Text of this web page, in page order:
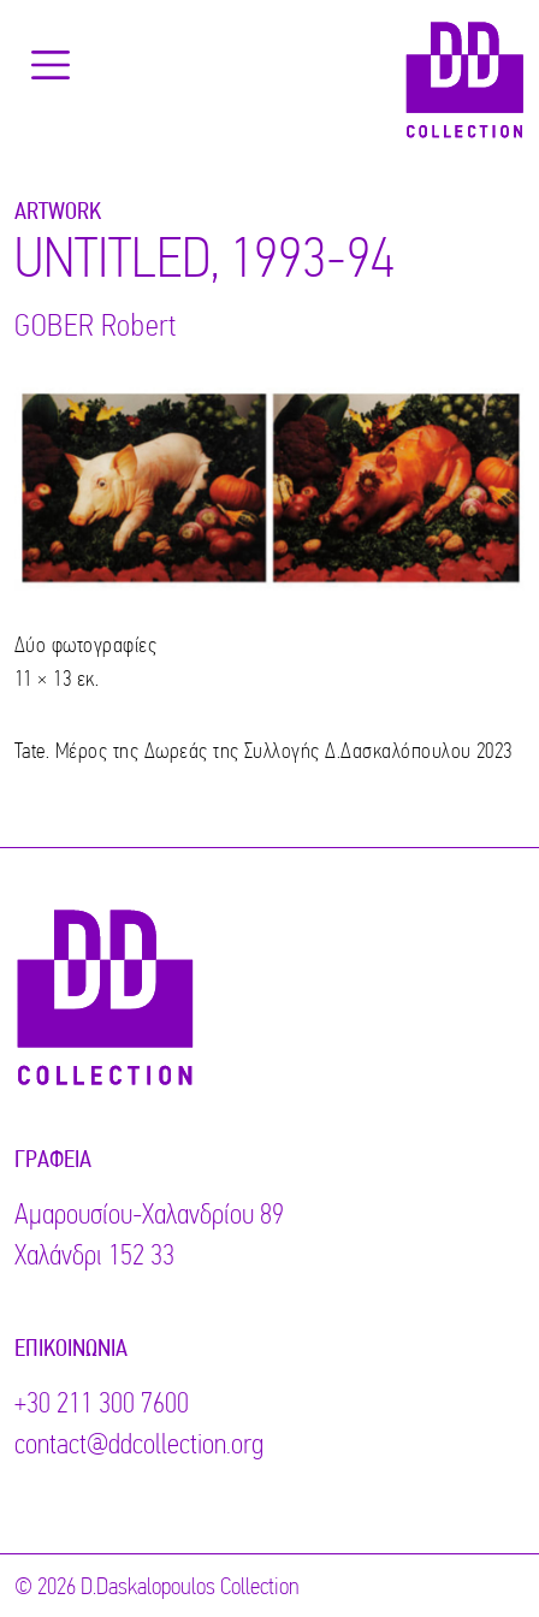
ARTWORK
UNTITLED, 1993-94
GOBER Robert
Δύο φωτογραφίες
11 × 13 εκ.
Tate. Μέρος της Δωρεάς της Συλλογής Δ.Δασκαλόπουλου 2023
ΓΡΑΦΕΊΑ
Αμαρουσίου-Χαλανδρίου 89
Χαλάνδρι 152 33
ΕΠΙΚΟΙΝΩΝΊΑ
+30 211 300 7600
contact@ddcollection.org
© 2026 D.Daskalopoulos Collection